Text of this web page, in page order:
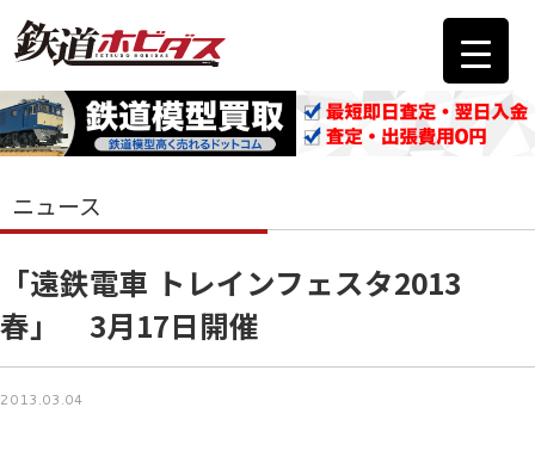
ニュース
「遠鉄電車 トレインフェスタ2013
春」 3月17日開催
2013.03.04